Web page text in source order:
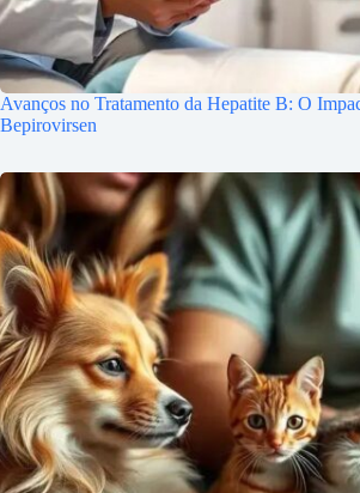
Avanços no Tratamento da Hepatite B: O
Bepirovirsen